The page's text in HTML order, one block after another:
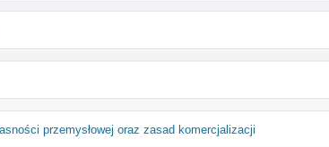
przemysłowej oraz zasad komercjalizacji